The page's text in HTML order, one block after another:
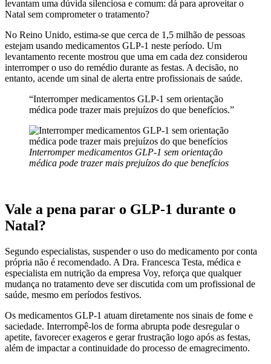
levantam uma dúvida silenciosa e comum: dá para aproveitar o
Natal sem comprometer o tratamento?
No Reino Unido, estima-se que cerca de 1,5 milhão de pessoas
estejam usando medicamentos GLP-1 neste período. Um
levantamento recente mostrou que uma em cada dez considerou
interromper o uso do remédio durante as festas. A decisão, no
entanto, acende um sinal de alerta entre profissionais de saúde.
“Interromper medicamentos GLP-1 sem orientação
médica pode trazer mais prejuízos do que benefícios.”
Interromper medicamentos GLP-1 sem orientação
médica pode trazer mais prejuízos do que benefícios
Vale a pena parar o GLP-1 durante o
Natal?
Segundo especialistas, suspender o uso do medicamento por conta
própria não é recomendado. A Dra. Francesca Testa, médica e
especialista em nutrição da empresa Voy, reforça que qualquer
mudança no tratamento deve ser discutida com um profissional de
saúde, mesmo em períodos festivos.
Os medicamentos GLP-1 atuam diretamente nos sinais de fome e
saciedade. Interrompê-los de forma abrupta pode desregular o
apetite, favorecer exageros e gerar frustração logo após as festas,
além de impactar a continuidade do processo de emagrecimento.